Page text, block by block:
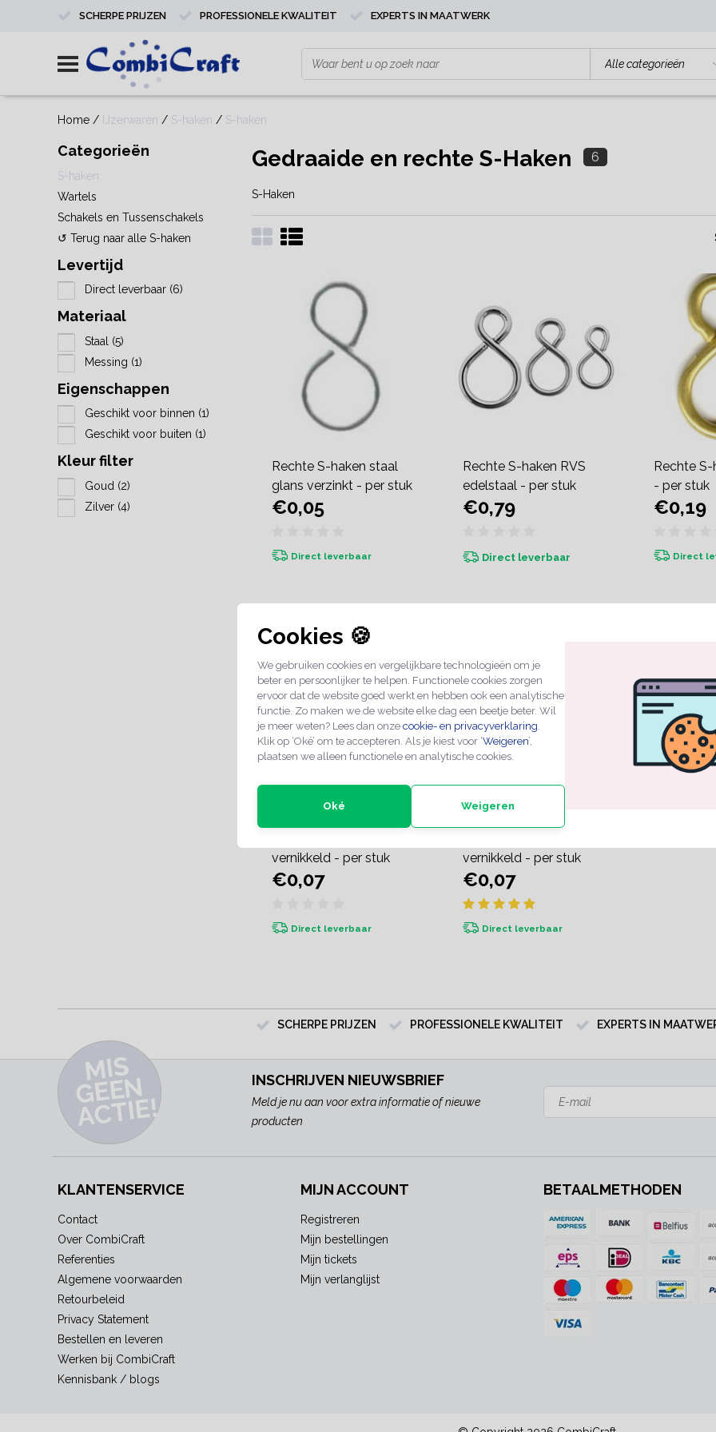
Cookies 🍪
We gebruiken cookies en vergelijkbare technologieën om je
beter en persoonlijker te helpen. Functionele cookies zorgen
ervoor dat de website goed werkt en hebben ook een analytische
functie. Zo maken we de website elke dag een beetje beter. Wil
je meer weten? Lees dan onze cookie- en privacyverklaring
Klik op ‘Oké’ om te accepteren. Als je kiest voor ‘Weigeren’,
plaatsen we alleen functionele en analytische cookies.
Oké Weigeren
SCHERPE PRIJZEN PROFESSIONELE KWALITEIT EXPERTS IN MAATWERK
Home / IJzerwaren / S-haken / S-haken
Categorieën
S-haken
Wartels
Schakels en Tussenschakels
↺ Terug naar alle S-haken
Levertijd
Direct leverbaar (6)
Materiaal
Staal (5)
Messing (1)
Eigenschappen
Geschikt voor binnen (1)
Geschikt voor buiten (1)
Kleur filter
Goud (2)
Zilver (4)
Gedraaide en rechte S-Haken 6
S-Haken
Rechte S-haken staal
glans verzinkt - per stuk
€0,05
Direct leverbaar
Rechte S-haken RVS
edelstaal - per stuk
€0,79
Direct leverbaar
Rechte
- per stuk
€0,19
Direct
vernikkeld - per stuk
€0,07
Direct leverbaar
vernikkeld - per stuk
€0,07
Direct leverbaar
SCHERPE PRIJZEN PROFESSIONELE KWALITEIT EXPERTS IN
MI
S
G
E
E
N
A
C
TI
E!
INSCHRIJVEN NIEUWSBRIEF
Meld je nu aan voor extra informatie of nieuwe
producten
KLANTENSERVICE
Contact
Over CombiCraft
Referenties
Algemene voorwaarden
Retourbeleid
Privacy Statement
Bestellen en leveren
Werken bij CombiCraft
Kennisbank / blogs
MIJN ACCOUNT
Registreren
Mijn bestellingen
Mijn tickets
Mijn verlanglijst
BETAALMETHODEN